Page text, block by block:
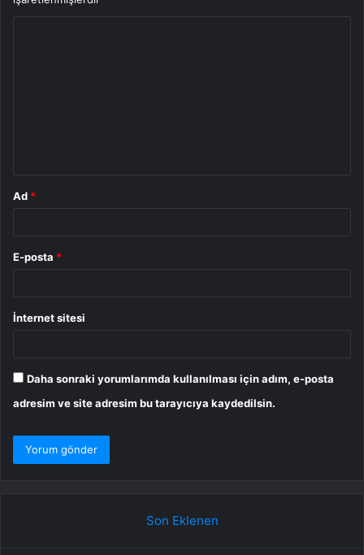
Ad *
E-posta *
İnternet sitesi
Daha sonraki yorumlarımda kullanılması için adım, e-posta
adresim ve site adresim bu tarayıcıya kaydedilsin.
Son Eklenen